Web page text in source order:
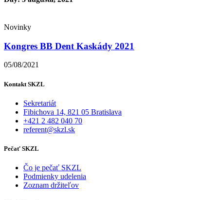
Novinky
Kongres BB Dent Kaskády 2021
05/08/2021
Kontakt SKZL
Sekretariát
Fibichova 14, 821 05 Bratislava
+421 2 482 040 70
referent@skzl.sk
Pečať SKZL
Čo je pečať SKZL
Podmienky udelenia
Zoznam držiteľov